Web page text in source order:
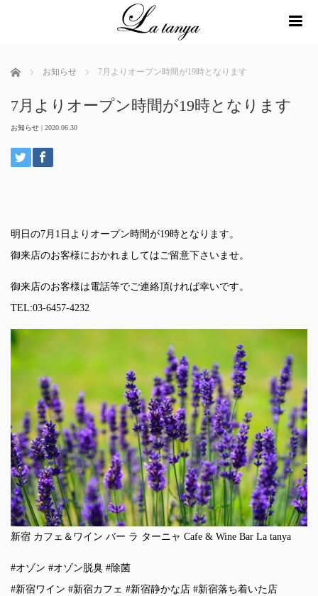
ホーム お知らせ 7月よりオープン時間が19時となります
7月よりオープン時間が19時となります
お知らせ | 2020.06.30
明日の7月1日よりオープン時間が19時となります。
御来店のお客様におかれましてはご留意下さいませ。
御来店のお客様は電話等でご連絡頂ければ幸いです。
TEL:03-6457-4232
新宿 カフェ＆ワイン バー ラ ターニャ Cafe & Wine Bar La tanya
#オゾン #オゾン脱臭 #除菌
#新宿ワイン #新宿カフェ #新宿静かな店 #新宿落ち着いた店